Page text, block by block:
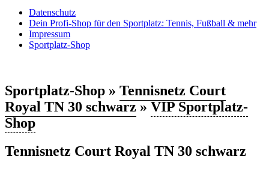
Datenschutz
Dein Profi-Shop für den Sportplatz: Tennis, Fußball & mehr
Impressum
Sportplatz-Shop
Sportplatz-Shop » Tennisnetz Court
Royal TN 30 schwarz » VIP Sportplatz-
Shop
Tennisnetz Court Royal TN 30 schwarz